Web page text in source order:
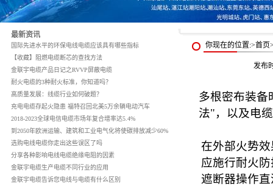
最新资讯
国际先进水平的环保电线电缆应该具有哪些指标
【收藏】阻燃电缆断芯的查找方法
金联宇电缆产品日记之RVVP屏蔽电缆
耐火电缆的3种耐火标准，你知道吗？
高质量发展：线缆行业如何破题？
充电电缆存起火隐患 福特召回北美5万余辆电动汽车
2018-2023全球电信电缆市场年复合增率达5.4%
到2050年欧洲运输、建筑和工业电气化将使碳排放减少60%
选购电线电缆你走出这些误区了吗
分享各种影响电线电缆绝缘电阻的因素
金联宇电缆生产电缆不同行业的应用
金联宇电缆告诉您电线与电缆有什么区别
你现在的位置:>首页
发布
多根密布装备
法"，以及电
在外部火势
应施行耐火
遮断器操作